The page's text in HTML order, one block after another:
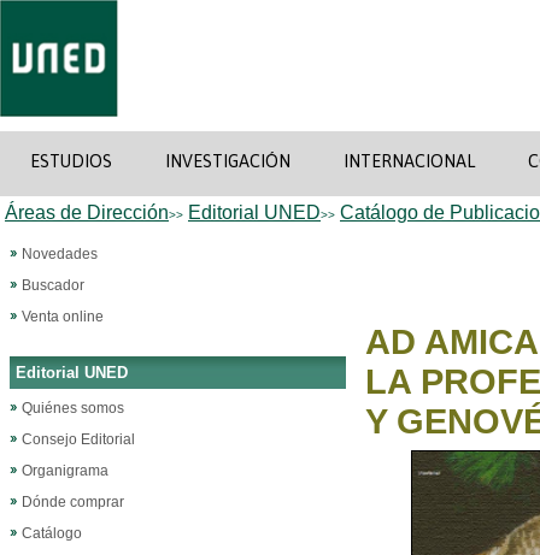
ESTUDIOS INVESTIGACIÓN INTERNACIONAL
Áreas de Dirección>> Editorial UNED>> Catálogo de
Novedades
Buscador
Venta online
Editorial UNED
Quiénes somos
Consejo Editorial
Organigrama
Dónde comprar
Catálogo
AD
LA
Y